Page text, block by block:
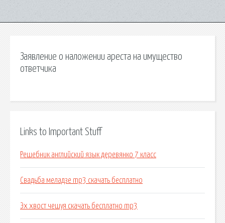
Заявление о наложении ареста на имущество
ответчика
Links to Important Stuff
Решебник английский язык деревянко 7 класс
Свадьба меладзе mp3 скачать бесплатно
Эх хвост чешуя скачать бесплатно mp3